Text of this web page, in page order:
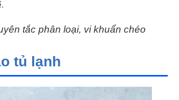
tắc phân loại, vi khuẩn chéo
tủ lạnh